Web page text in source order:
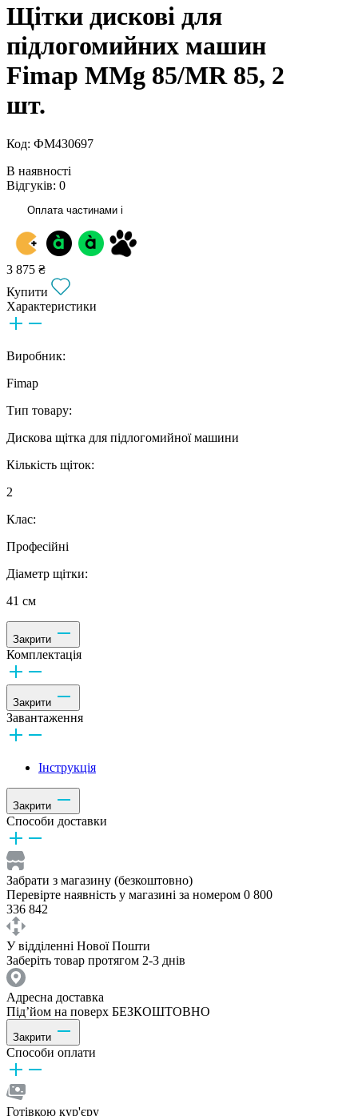
Щітки дискові для
підлогомийних машин
Fimap MMg 85/MR 85, 2
шт.
Код: ФМ430697
В наявності
Відгуків: 0
Оплата частинами i
3 875 ₴
Купити
Характеристики
Виробник:
Fimap
Тип товару:
Дискова щітка для підлогомийної машини
Кількість щіток:
2
Клас:
Професійні
Діаметр щітки:
41 см
Закрити
Комплектація
Закрити
Завантаження
Інструкція
Закрити
Способи доставки
Забрати з магазину (безкоштовно)
Перевірте наявність у магазині за номером 0 800
336 842
У відділенні Нової Пошти
Заберіть товар протягом 2-3 днів
Адресна доставка
Під’йом на поверх БЕЗКОШТОВНО
Закрити
Способи оплати
Готівкою кур'єру